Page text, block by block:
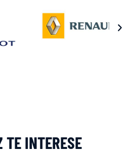
TE INTERESE